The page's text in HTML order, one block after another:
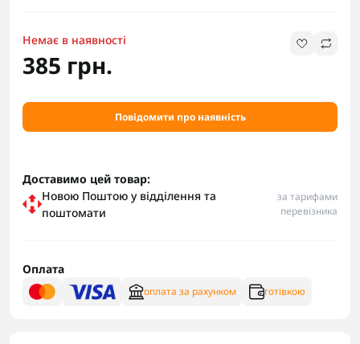
Немає в наявності
385 грн.
Повідомити про наявність
Доставимо цей товар:
Новою Поштою у відділення та
поштомати
за тарифами
перевізника
Оплата
оплата за рахунком готівкою